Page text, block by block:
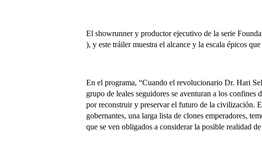
El showrunner y productor ejecutivo de la serie
), y este tráiler muestra el alcance y la escala épicos
En el programa, “Cuando el revolucionario Dr. Hari
grupo de leales seguidores se aventuran a los
por reconstruir y preservar el futuro de la civilización.
gobernantes, una larga lista de clones emperadores,
que se ven obligados a considerar la posible realidad